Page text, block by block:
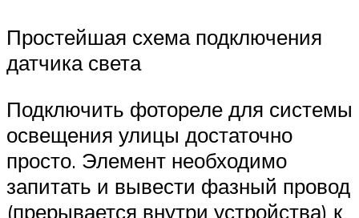
Простейшая схема подключения
датчика света
Подключить фотореле для системы
освещения улицы достаточно
просто. Элемент необходимо
запитать и вывести фазный провод
(прерывается внутри устройства) к